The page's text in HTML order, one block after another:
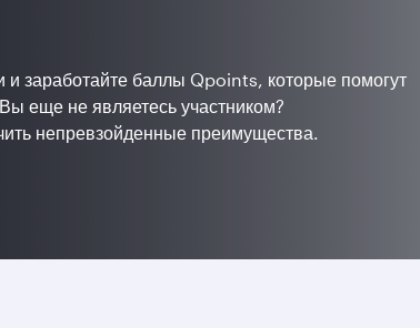
и заработайте баллы Qpoints, которые помогут
еще не являетесь участником?
непревзойденные преимущества.